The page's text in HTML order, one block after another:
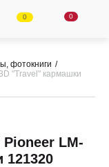
0 0
фотокниги
"Travel" кармашки
LM-
121320